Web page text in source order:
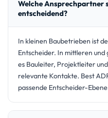
Welche Ansprechpartner
entscheidend?
In kleinen Baubetrieben ist
Entscheider. In mittleren
es Bauleiter, Projektleiter
relevante Kontakte. Best
passende Entscheider-